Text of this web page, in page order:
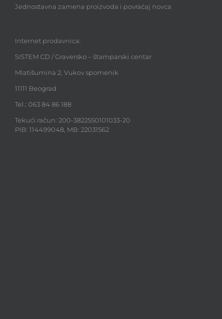
Jednostavna zamena proizvoda i povraćaj novca
Internet prodavnica:
SISTEM CD / Graversko – štamparski centar
Mlatišumina 2, Vukov spomenik
11111 Beograd
Tel.: 063 84 86 188
Tekući račun: 200-3822550101033-20
PIB: 114499048, MB: 22031562